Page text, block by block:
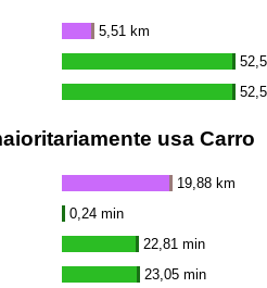
5,51 km
usa Carro
19,88 km
0,24 min
22,81 min
23,05 min